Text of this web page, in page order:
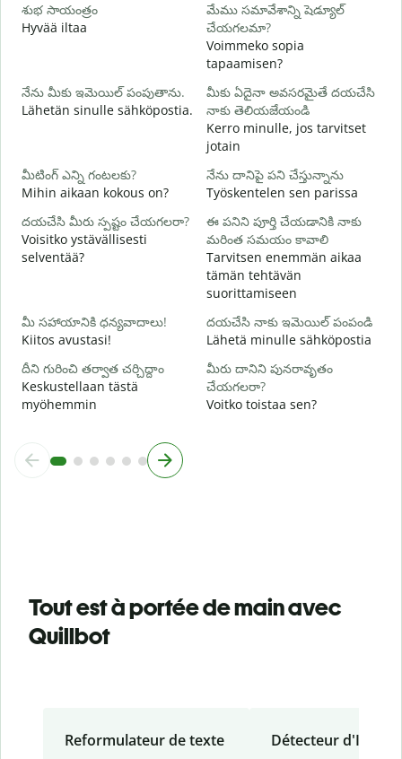
శుభ సాయంత్రం
Hyvää iltaa
మేము సమావేశాన్ని షెడ్యూల్
చేయగలమా?
Voimmeko sopia
tapaamisen?
నేను మీకు ఇమెయిల్ పంపుతాను.
Lähetän sinulle sähköpostia.
మీకు ఏదైనా అవసరమైతే దయచేసి
నాకు తెలియజేయండి
Kerro minulle, jos tarvitset
jotain
మీటింగ్ ఎన్ని గంటలకు?
Mihin aikaan kokous on?
నేను దానిపై పని చేస్తున్నాను
Työskentelen sen parissa
దయచేసి మీరు స్పష్టం చేయగలరా?
Voisitko ystävällisesti
selventää?
ఈ పనిని పూర్తి చేయడానికి నాకు
మరింత సమయం కావాలి
Tarvitsen enemmän aikaa
tämän tehtävän
suorittamiseen
మీ సహాయానికి ధన్యవాదాలు!
Kiitos avustasi!
దయచేసి నాకు ఇమెయిల్ పంపండి
Lähetä minulle sähköpostia
దీని గురించి తర్వాత చర్చిద్దాం
Keskustellaan tästä
myöhemmin
మీరు దానిని పునరావృతం
చేయగలరా?
Voitko toistaa sen?
Tout est à portée de main avec
Quillbot
Reformulateur de texte Détecteur d'IA